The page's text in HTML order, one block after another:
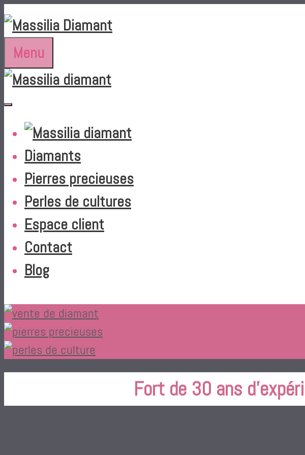
Aller
au
contenu
Menu
Diamants
Pierres precieuses
Perles de cultures
Espace client
Contact
Blog
Fort de 30 ans